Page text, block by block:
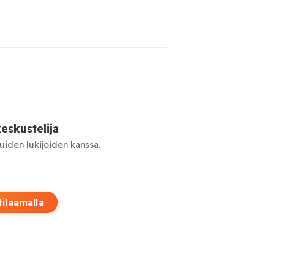
lukijoiden kanssa.